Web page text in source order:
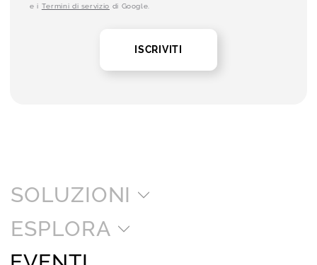
e i Termini di servizio di Google.
ISCRIVITI
SOLUZIONI
ESPLORA